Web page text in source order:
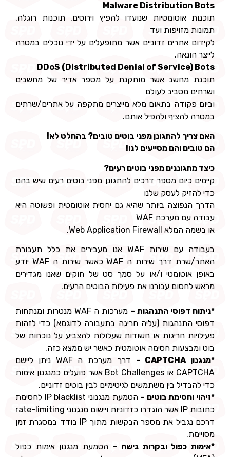
Malware Distribution Bots
תוכנות אוטומטיות שנועדו להפיץ וירוסים, תוכנות רוגלה,
תמונות מזויפות ועד
לקידום אתרים זדוניים אשר מתופעלים על ידי נוכלים במטרה
לייצר הונאה.
DDoS (Distributed Denial of Service) Bots
תוכנת מחשב אשר מותקנת על מספר אדיר של מחשבים
ושרתים מסביב לעולם
וביום פקודה בתאום מלא מייצרים מתקפה על אתרים/שרתים
במטרה להציף ולהפיל אותם.
האם צריך להתגונן מפני בוטים טובים? בהחלט לא!
הם טובים והם מסייעים לנו!
כיצד מתגוננים מפני בוטים רעים?
קיימים כיום מספר דרכים להתגונן מפני בוטים רעים שיש בהם
כדי להזיק לעסק שלנו
הדרך הנפוצה ביותר שהיא גם יחסית אוטומטית ופשוטה היא
עבודה עם מערכת WAF
או בשמה המלא Web Application Firewall.
בעבודה עם שירות WAF אנו מעבירים את כלל תעבורת
האתר/שרת דרך שירות ה WAF כאשר שירות ה WAF יודע
באופן אוטומטי ו/או על סמך סט של חוקים שאנו מגדירים
מראש לחסום עבורנו את פעילות הבוטים הרעים.
*ניתוח דפוסי התנהגות –
מערכות ה WAF מנטרות ומנתחות
דפוסי התנהגות (עליה חריגה בתעבורה לדוגמא) כדי לזהות
פעילויות חריגות או חשודות שעלולות להצביע על נוכחות של
בוט ומבצעות חסימה אוטומטית כאשר יש ממצא כזה.
*מנגנון CAPTCHA –
דרך מערכת ה WAF ניתן ליישם
CAPTCHA או Bot Challenges אשר פועלים כמנגנון אימות
כדי להבדיל בין משתמשים לגיטימיים לבין בוטים זדוניים.
*זיהוי וחסימת בוטים –
הטמעת מנגנוני IP blacklist לחסימת
כתובות IP אשר הוגדרו כזדוניות ויישום מנגנוני rate-limiting
דרכם נגביל את מספר הבקשות מתוך IP בודד במסגרת זמן
מסויימת.
*אימות כפול ובקרות גישה – הטמעת מנגנון אימות כפול